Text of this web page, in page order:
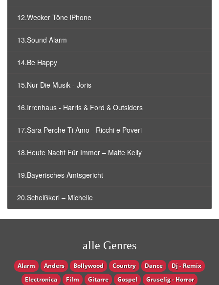
12.Wecker Töne iPhone
13.Sound Alarm
14.Be Happy
15.Nur Die Musik - Joris
16.Irrenhaus - Harris & Ford & Outsiders
17.Sara Perche Ti Amo - Ricchi e Poveri
18.Heute Nacht Für Immer – Maite Kelly
19.Bayerisches Amtsgericht
20.Scheißkerl – Michelle
alle Genres
Alarm Anders Bollywood Country Dance
Dj - Remix
Electronica
Film Gitarre Gospel Gruselig - Horror